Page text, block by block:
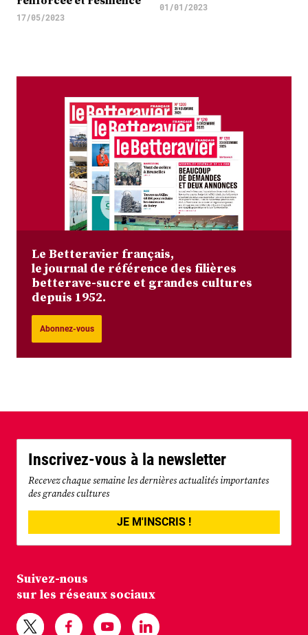
17/05/2023
01/01/2023
Le Betteravier français,
le journal de référence des filières
betterave-sucre et grandes cultures
depuis 1952.
Abonnez-vous
Inscrivez-vous à la newsletter
Recevez chaque semaine les dernières actualités importantes
des grandes cultures
JE M'INSCRIS !
Suivez-nous
sur les réseaux sociaux